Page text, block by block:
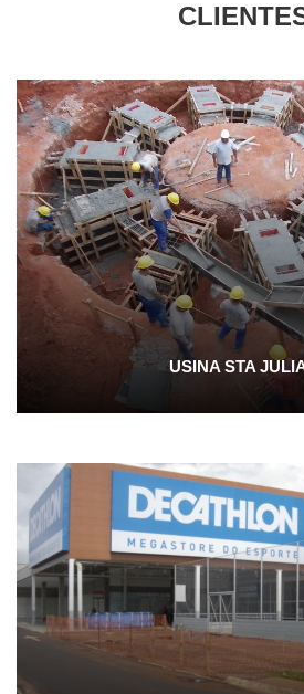
USINA STA